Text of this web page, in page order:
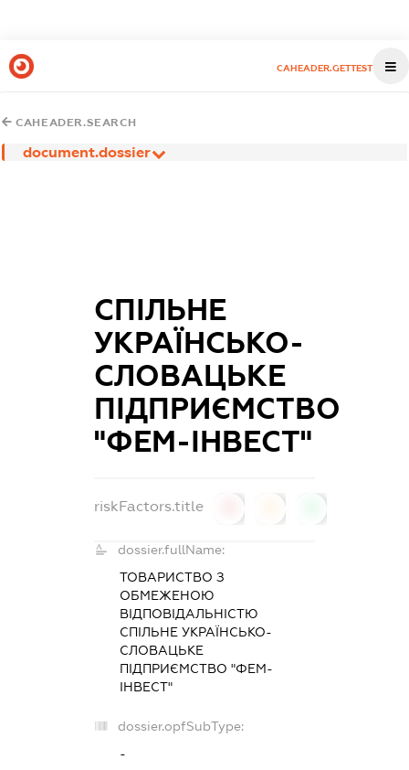
CAHEADER.GETTEST
CAHEADER.SEARCH
document.dossier
СПІЛЬНЕ
УКРАЇНСЬКО-
СЛОВАЦЬКЕ
ПІДПРИЄМСТВО
"ФЕМ-ІНВЕСТ"
riskFactors.title
dossier.fullName:
ТОВАРИСТВО З
ОБМЕЖЕНОЮ
ВІДПОВІДАЛЬНІСТЮ
СПІЛЬНЕ УКРАЇНСЬКО-
СЛОВАЦЬКЕ
ПІДПРИЄМСТВО "ФЕМ-
ІНВЕСТ"
dossier.opfSubType:
-